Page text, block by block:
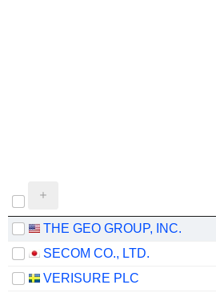
THE GEO GROUP, INC.
SECOM CO., LTD.
VERISURE PLC